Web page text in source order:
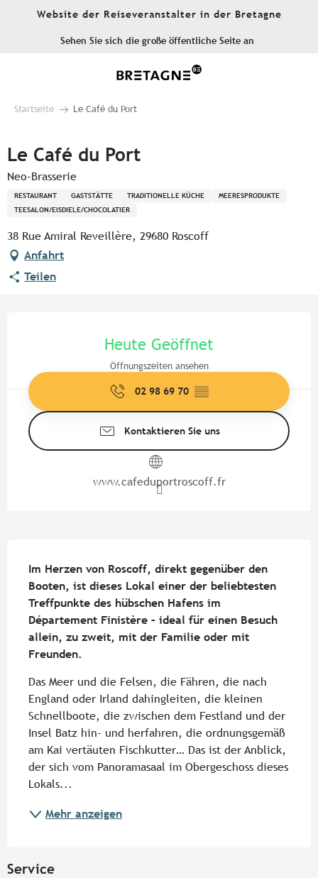
Website der Reiseveranstalter in der Bretagne
Sehen Sie sich die große öffentliche Seite an
Startseite Le Café du Port
Le Café du Port
Neo-Brasserie
RESTAURANT GASTSTÄTTE TRADITIONELLE KÜCHE
MEERESPRODUKTE
TEESALON/EISDIELE/CHOCOLATIER
38 Rue Amiral Reveillère, 29680 Roscoff
Anfahrt
Teilen
Heute Geöffnet
Öffnungszeiten ansehen
02 98 69 70 ▒▒
Kontaktieren Sie uns
www.cafeduportroscoff.fr
Im Herzen von Roscoff, direkt gegenüber den
Booten, ist dieses Lokal einer der beliebtesten
Treffpunkte des hübschen Hafens im
Département Finistère – ideal für einen Besuch
allein, zu zweit, mit der Familie oder mit
Freunden.
Das Meer und die Felsen, die Fähren, die nach
England oder Irland dahingleiten, die kleinen
Schnellboote, die zwischen dem Festland und der
Insel Batz hin- und herfahren, die ordnungsgemäß
am Kai vertäuten Fischkutter… Das ist der Anblick,
der sich vom Panoramasaal im Obergeschoss dieses
Lokals...
Mehr anzeigen
Service